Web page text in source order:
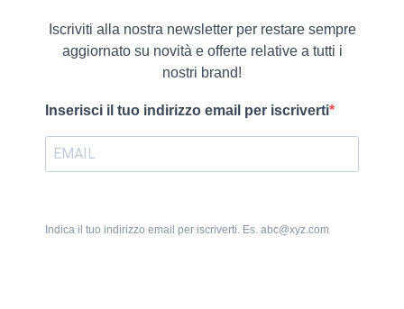
Iscriviti alla nostra newsletter per restare sempre
aggiornato su novità e offerte relative a tutti i
nostri brand!
Inserisci il tuo indirizzo email per iscriverti
Indica il tuo indirizzo email per iscriverti. Es. abc@xyz.com